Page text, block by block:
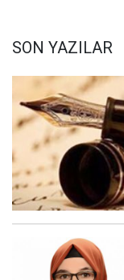
SON YAZILAR